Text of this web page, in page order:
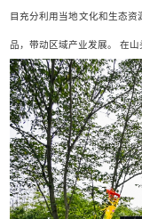
目充分利用当地文化和生态
品，带动区域产业发展。 在山